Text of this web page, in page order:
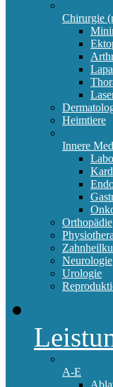
Chirurgie
Heimtiere
Innere
Orthopädie
Neurologie
Urologie
A-E